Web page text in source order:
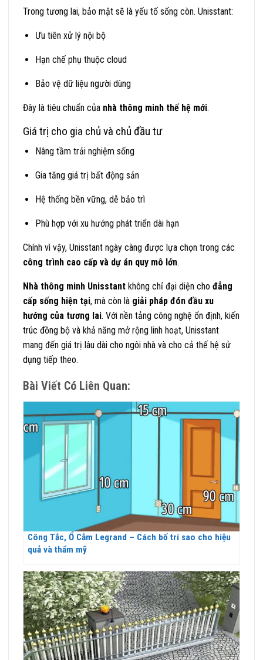
Trong tương lai, bảo mật sẽ là yếu tố sống còn. Unisstant:
Ưu tiên xử lý nội bộ
Hạn chế phụ thuộc cloud
Bảo vệ dữ liệu người dùng
Đây là tiêu chuẩn của nhà thông minh thế hệ mới.
Giá trị cho gia chủ và chủ đầu tư
Nâng tầm trải nghiệm sống
Gia tăng giá trị bất động sản
Hệ thống bền vững, dễ bảo trì
Phù hợp với xu hướng phát triển dài hạn
Chính vì vậy, Unisstant ngày càng được lựa chọn trong các
công trình cao cấp và dự án quy mô lớn.
Nhà thông minh Unisstant không chỉ đại diện cho đẳng
cấp sống hiện tại, mà còn là giải pháp đón đầu xu
hướng của tương lai. Với nền tảng công nghệ ổn định, kiến
trúc đồng bộ và khả năng mở rộng linh hoạt, Unisstant
mang đến giá trị lâu dài cho ngôi nhà và cho cả thế hệ sử
dụng tiếp theo.
Bài Viết Có Liên Quan:
Công Tắc, Ổ Cắm Legrand – Cách bố trí sao cho hiệu
quả và thẩm mỹ